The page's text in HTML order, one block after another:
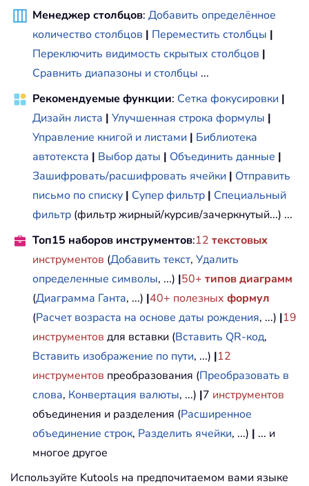
Менеджер столбцов: Добавить определённое
количество столбцов | Переместить столбцы |
Переключить видимость скрытых столбцов |
Сравнить диапазоны и столбцы ...
Рекомендуемые функции: Сетка фокусировки |
Дизайн листа | Улучшенная строка формулы |
Управление книгой и листами | Библиотека
автотекста | Выбор даты | Объединить данные |
Зашифровать/расшифровать ячейки | Отправить
письмо по списку | Супер фильтр | Специальный
фильтр (фильтр жирный/курсив/зачеркнутый...) ...
Топ15 наборов инструментов:12 текстовых
инструментов (Добавить текст, Удалить
определенные символы, ...) |50+ типов диаграмм
(Диаграмма Ганта, ...) |40+ полезных формул
(Расчет возраста на основе даты рождения, ...) |19
инструментов для вставки (Вставить QR-код,
Вставить изображение по пути, ...) |12
инструментов преобразования (Преобразовать в
слова, Конвертация валюты, ...) |7 инструментов
объединения и разделения (Расширенное
объединение строк, Разделить ячейки, ...) | ... и
многое другое
Используйте Kutools на предпочитаемом вами языке